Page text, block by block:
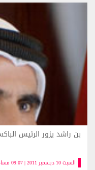
السبت 10 ديسمبر 2011 | 09:07 مساءً
بن راشد يزور الرئيس